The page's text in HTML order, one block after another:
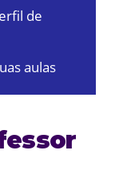
de
aulas